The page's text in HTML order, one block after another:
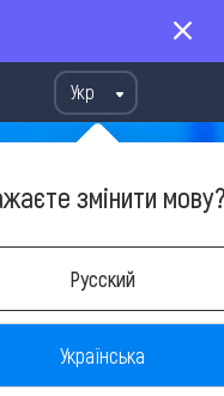
Укр
змінити
Русский
Українська
туру